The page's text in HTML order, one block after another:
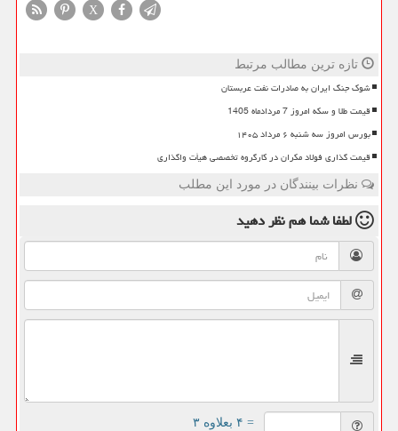
X
تازه ترین مطالب مرتبط
شوک جنگ ایران به صادرات نفت عربستان
قیمت طلا و سکه امروز 7 مردادماه 1405
بورس امروز سه شنبه ۶ مرداد ۱۴۰۵
قیمت گذاری فولاد مکران در کارگروه تخصصی هیأت واگذاری
نظرات بینندگان در مورد این مطلب
لطفا شما همنظر دهید
= ۴ بعلاوه ۳